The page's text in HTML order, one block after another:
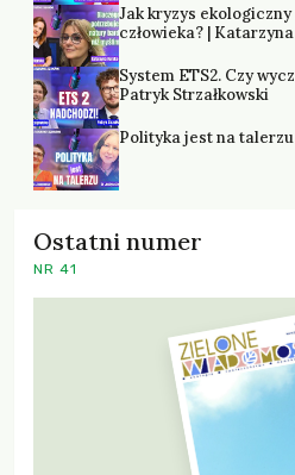
Jak kryzys
człowieka? |
System ETS2. Czy
Patryk Strzałkowski
Polityka jest na
Ostatni numer
NR 41